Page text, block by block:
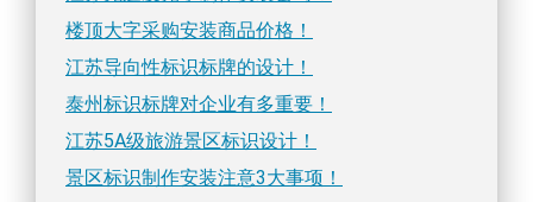
楼顶大字采购安装商品价格！
江苏导向性标识标牌的设计！
泰州标识标牌对企业有多重要！
江苏5A级旅游景区标识设计！
景区标识制作安装注意3大事项！